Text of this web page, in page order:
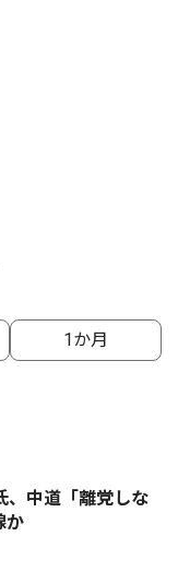
1か月
中道「離党しな
か